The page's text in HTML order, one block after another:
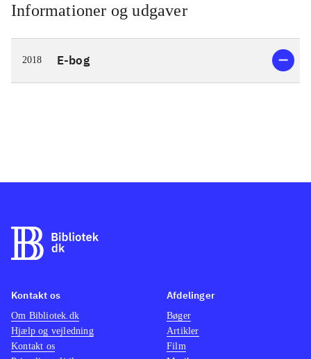
Informationer og udgaver
2018 E-bog
Kontakt os
Om Bibliotek.dk
Hjælp og vejledning
Kontakt os
Afdelinger
Bøger
Artikler
Film